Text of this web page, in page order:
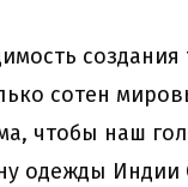
сотен
чтобы наш
одежды Индии